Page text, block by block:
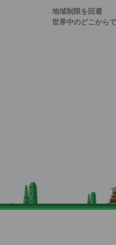
地域制限を回避
世界中のどこから